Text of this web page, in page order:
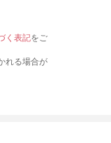
く表記をご
れる場合が